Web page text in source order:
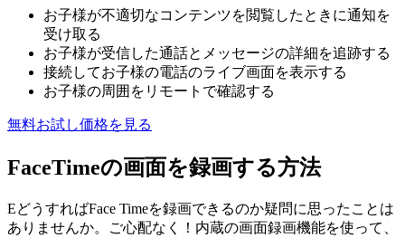
お子様が不適切なコンテンツを閲覧したときに通知を
受け取る
お子様が受信した通話とメッセージの詳細を追跡する
接続してお子様の電話のライブ画面を表示する
お子様の周囲をリモートで確認する
無料お試し価格を見る
FaceTimeの画面を録画する方法
EどうすればFace Timeを録画できるのか疑問に思ったことは
ありませんか。ご心配なく！内蔵の画面録画機能を使って、